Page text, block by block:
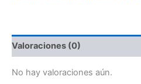
Valoraciones (0)
No hay valoraciones aún.